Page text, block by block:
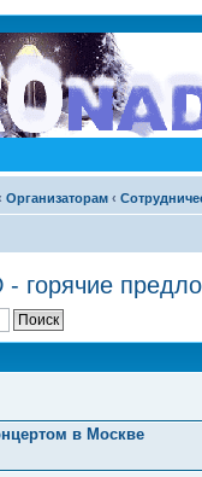
Организаторам ‹
- горячие
в Москве